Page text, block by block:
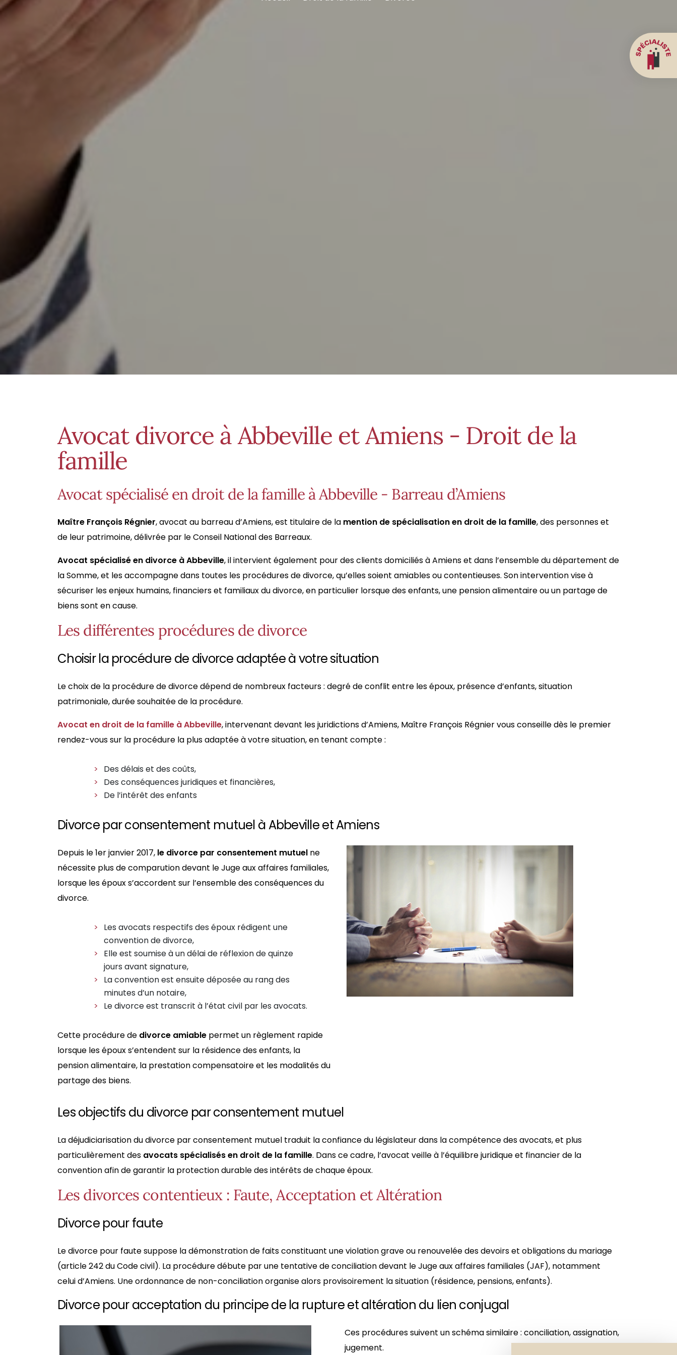
Avocat divorce à Abbeville et Amiens - Droit de la
famille
Avocat spécialisé en droit de la famille à Abbeville - Barreau d’Amiens
Maître François Régnier, avocat au barreau d’Amiens, est titulaire de la mention de spécialisation en droit de la famille, des personnes et
de leur patrimoine, délivrée par le Conseil National des Barreaux.
Avocat spécialisé en divorce à Abbeville, il intervient également pour des clients domiciliés à Amiens et dans l’ensemble du département de
la Somme, et les accompagne dans toutes les procédures de divorce, qu’elles soient amiables ou contentieuses. Son intervention vise à
sécuriser les enjeux humains, financiers et familiaux du divorce, en particulier lorsque des enfants, une pension alimentaire ou un partage de
biens sont en cause.
Les différentes procédures de divorce
Choisir la procédure de divorce adaptée à votre situation
Le choix de la procédure de divorce dépend de nombreux facteurs : degré de conflit entre les époux, présence d’enfants, situation
patrimoniale, durée souhaitée de la procédure.
Avocat en droit de la famille à Abbeville, intervenant devant les juridictions d’Amiens, Maître François Régnier vous conseille dès le premier
rendez-vous sur la procédure la plus adaptée à votre situation, en tenant compte :
Des délais et des coûts,
Des conséquences juridiques et financières,
De l’intérêt des enfants
Divorce par consentement mutuel à Abbeville et Amiens
Depuis le 1er janvier 2017, le divorce par consentement mutuel ne
nécessite plus de comparution devant le Juge aux affaires familiales,
lorsque les époux s’accordent sur l’ensemble des conséquences du
divorce.
Les avocats respectifs des époux rédigent une
convention de divorce,
Elle est soumise à un délai de réflexion de quinze
jours avant signature,
La convention est ensuite déposée au rang des
minutes d’un notaire,
Le divorce est transcrit à l’état civil par les avocats.
Cette procédure de divorce amiable permet un règlement rapide
lorsque les époux s’entendent sur la résidence des enfants, la
pension alimentaire, la prestation compensatoire et les modalités du
partage des biens.
Les objectifs du divorce par consentement mutuel
La déjudiciarisation du divorce par consentement mutuel traduit la confiance du législateur dans la compétence des avocats, et plus
particulièrement des avocats spécialisés en droit de la famille. Dans ce cadre, l’avocat veille à l’équilibre juridique et financier de la
convention afin de garantir la protection durable des intérêts de chaque époux.
Les divorces contentieux : Faute, Acceptation et Altération
Divorce pour faute
Le divorce pour faute suppose la démonstration de faits constituant une violation grave ou renouvelée des devoirs et obligations du mariage
(article 242 du Code civil). La procédure débute par une tentative de conciliation devant le Juge aux affaires familiales (JAF), notamment
celui d’Amiens. Une ordonnance de non-conciliation organise alors provisoirement la situation (résidence, pensions, enfants).
Divorce pour acceptation du principe de la rupture et altération du lien conjugal
Ces procédures suivent un schéma similaire : conciliation, assignation,
jugement.